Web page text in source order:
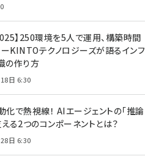
】250環境を5人で運用、構築時間
KINTOテクノロジーズが語るインフ
の作り方
日 6:30
化で熱視線！ AIエージェントの「推論
る2つのコンポーネントとは？
日 6:30